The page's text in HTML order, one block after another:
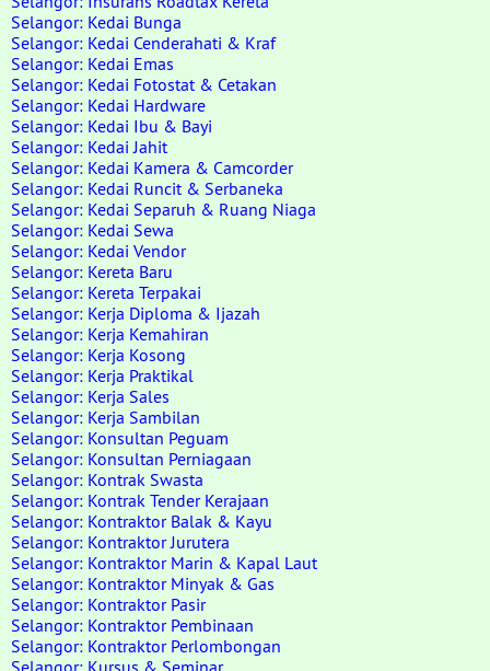
Selangor: Kedai Bunga
Selangor: Kedai Cenderahati & Kraf
Selangor: Kedai Emas
Selangor: Kedai Fotostat & Cetakan
Selangor: Kedai Hardware
Selangor: Kedai Ibu & Bayi
Selangor: Kedai Jahit
Selangor: Kedai Kamera & Camcorder
Selangor: Kedai Runcit & Serbaneka
Selangor: Kedai Separuh & Ruang Niaga
Selangor: Kedai Sewa
Selangor: Kedai Vendor
Selangor: Kereta Baru
Selangor: Kereta Terpakai
Selangor: Kerja Diploma & Ijazah
Selangor: Kerja Kemahiran
Selangor: Kerja Kosong
Selangor: Kerja Praktikal
Selangor: Kerja Sales
Selangor: Kerja Sambilan
Selangor: Konsultan Peguam
Selangor: Konsultan Perniagaan
Selangor: Kontrak Swasta
Selangor: Kontrak Tender Kerajaan
Selangor: Kontraktor Balak & Kayu
Selangor: Kontraktor Jurutera
Selangor: Kontraktor Marin & Kapal Laut
Selangor: Kontraktor Minyak & Gas
Selangor: Kontraktor Pasir
Selangor: Kontraktor Pembinaan
Selangor: Kontraktor Perlombongan
Selangor: Kursus & Seminar